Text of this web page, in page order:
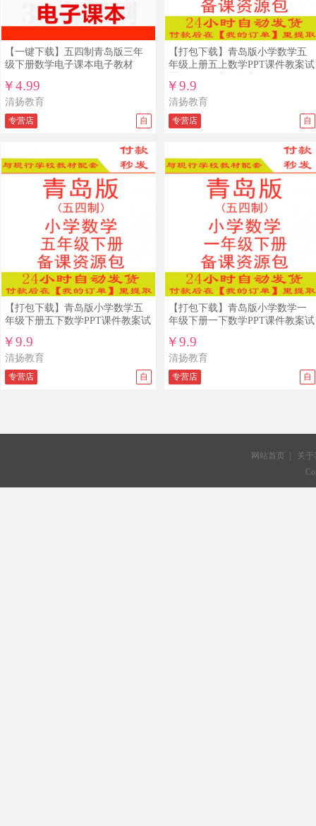
【一键下载】五四制青岛版三年
级下册数学电子课本电子教材
￥4.99
清扬教育
专营店 自
【打包下载】青岛版小学数学五
年级上册五上数学PPT课件教案试
￥9.9
清扬教育
专营店 自
【打包下载】青岛版小学数学五
年级下册五下数学PPT课件教案试
￥9.9
清扬教育
专营店 自
【打包下载】青岛版小学数学一
年级下册一下数学PPT课件教案试
￥9.9
清扬教育
专营店 自
网站首页
关于